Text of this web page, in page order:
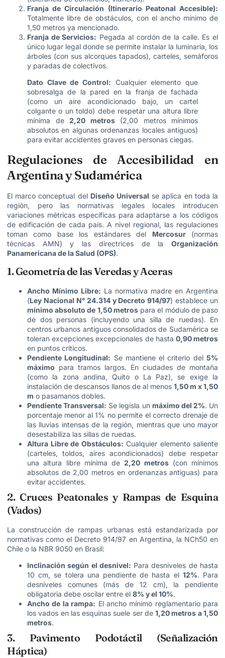
Franja de Circulación (Itinerario Peatonal Accesible):
Totalmente libre de obstáculos, con el ancho mínimo de
1,50 metros ya mencionado.
Franja de Servicios: Pegada al cordón de la calle. Es el
único lugar legal donde se permite instalar la luminaria, los
árboles (con sus alcorques tapados), carteles, semáforos
y paradas de colectivos.
Dato Clave de Control: Cualquier elemento que
sobresalga de la pared en la franja de fachada
(como un aire acondicionado bajo, un cartel
colgante o un toldo) debe respetar una altura libre
mínima de 2,20 metros(2,00 metros mínimos
absolutos en algunas ordenanzas locales antiguos)
para evitar accidentes graves en personas ciegas.
Regulaciones de Accesibilidad en
Argentina y Sudamérica
El marco conceptual del Diseño Universal se aplica en toda la
región, pero las normativas legales locales introducen
variaciones métricas específicas para adaptarse a los códigos
de edificación de cada país. A nivel regional, las regulaciones
toman como base los estándares del Mercosur(normas
técnicas AMN) y las directrices de la Organización
Panamericana de la Salud (OPS).
1. Geometría de las Veredas y Aceras
Ancho Mínimo Libre: La normativa madre en Argentina
(Ley Nacional N° 24.314 y Decreto 914/97) establece un
mínimo absoluto de 1,50 metrospara el módulo de paso
de dos personas (incluyendo una silla de ruedas). En
centros urbanos antiguos consolidados de Sudamérica se
toleran excepciones excepcionales de hasta 0,90 metros
en puntos críticos.
Pendiente Longitudinal: Se mantiene el criterio del5%
máximo para tramos largos. En ciudades de montaña
(como la zona andina, Quito o La Paz), se exige la
instalación de descansos llanos de al menos 1,50 m x 1,50
m o pasamanos dobles.
Pendiente Transversal: Se legisla un máximo del 2%. Un
porcentaje menor al 1% no permite el correcto drenaje de
las lluvias intensas de la región, mientras que uno mayor
desestabiliza las sillas de ruedas.
Altura Libre de Obstáculos: Cualquier elemento saliente
(carteles, toldos, aires acondicionados) debe respetar
una altura libre mínima de2,20 metros(con mínimos
absolutos de 2,00 metros en ordenanzas antiguas) para
evitar accidentes.
2. Cruces Peatonales y Rampas de Esquina
(Vados)
La construcción de rampas urbanas está estandarizada por
normativas como el Decreto 914/97 en Argentina, la NCh50 en
Chile o la NBR 9050 en Brasil:
Inclinación según el desnivel: Para desniveles de hasta
10 cm, se tolera una pendiente de hasta el 12%. Para
desniveles comunes (más de 12 cm), la pendiente
obligatoria debe oscilar entre el 8% y el 10%.
Ancho de la rampa: El ancho mínimo reglamentario para
los vados en las esquinas suele ser de1,20 metros a 1,50
metros.
3. Pavimento Podotáctil (Señalización
Háptica)